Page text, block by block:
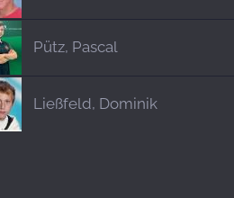
Pütz, Pascal
Ließfeld, Dominik